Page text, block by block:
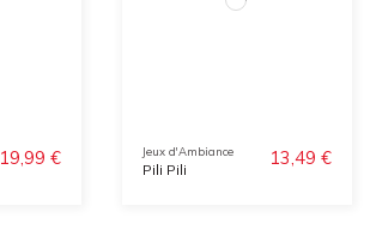
19,99 € Jeux d'Ambiance
Pili Pili 13,49 €